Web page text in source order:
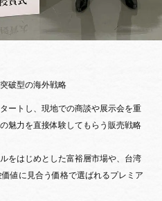
破型の海外戦略
ートし、現地での商談や展示会を重
魅力を直接体験してもらう販売戦略
をはじめとした富裕層市場や、台湾
値に見合う価格で選ばれるプレミア